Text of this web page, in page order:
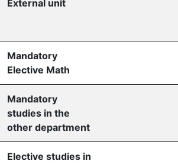
External unit
Mandatory
Elective Math
Mandatory
studies in the
other department
Elective studies in